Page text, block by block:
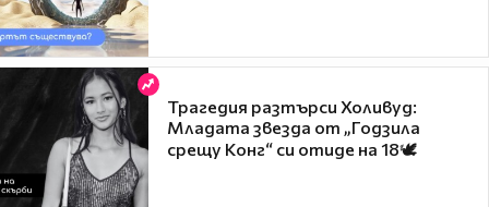
Трагедия разтърси Холивуд:
Младата звезда от „Годзила
срещу Конг“ си отиде на 18🕊️